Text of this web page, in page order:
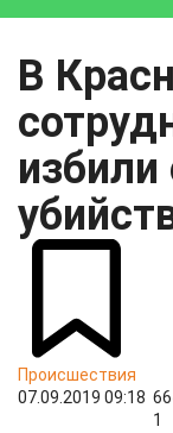
В
Происшествия
07.09.2019 09:18
1